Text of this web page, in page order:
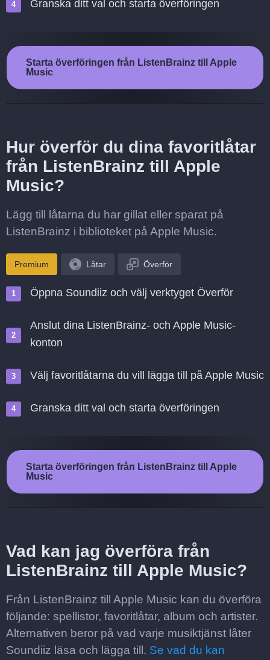
Granska ditt val och starta överföringen
Starta överföringen från ListenBrainz till Apple
Music
Hur överför du dina favoritlåtar
från ListenBrainz till Apple
Music?
Lägg till låtarna du har gillat eller sparat på
ListenBrainz i biblioteket på Apple Music.
Premium Låtar Överför
Öppna Soundiiz och välj verktyget Överför
Anslut dina ListenBrainz- och Apple Music-
konton
Välj favoritlåtarna du vill lägga till på Apple Music
Granska ditt val och starta överföringen
Starta överföringen från ListenBrainz till Apple
Music
Vad kan jag överföra från
ListenBrainz till Apple Music?
Från ListenBrainz till Apple Music kan du överföra
följande: spellistor, favoritlåtar, album och artister.
Alternativen beror på vad varje musiktjänst låter
Soundiiz läsa och lägga till. Se vad du kan